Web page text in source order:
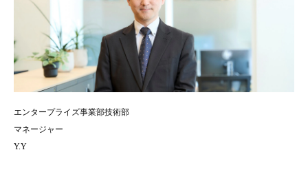
エンタープライズ事業部技術部
マネージャー
Y.Y